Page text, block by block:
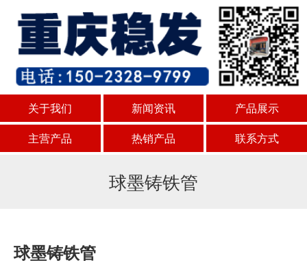
关于我们 新闻资讯
产品展示
主营产品
热销产品 联系方式
球墨铸铁管
球墨铸铁管